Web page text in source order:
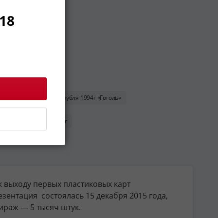
2 рубля 1994г «Гоголь»
100 рублей 2011г
первых пластиковых карт
состоялась 15 декабря 2015 года,
— 5 тысяч штук.